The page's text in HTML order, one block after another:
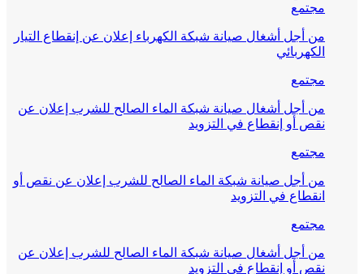
مجتمع
من أجل أشغال صيانة شبكة الكهرباء إعلان عن إنقطاع التيار
الكهربائي
مجتمع
من أجل أشغال صيانة شبكة الماء الصالح للشرب إعلان عن
نقص أو إنقطاع في التزويد
مجتمع
من أجل صيانة شبكة الماء الصالح للشرب إعلان عن نقص أو
انقطاع في التزويد
مجتمع
من أجل أشغال صيانة شبكة الماء الصالح للشرب إعلان عن
نقص أو إنقطاع في التزويد